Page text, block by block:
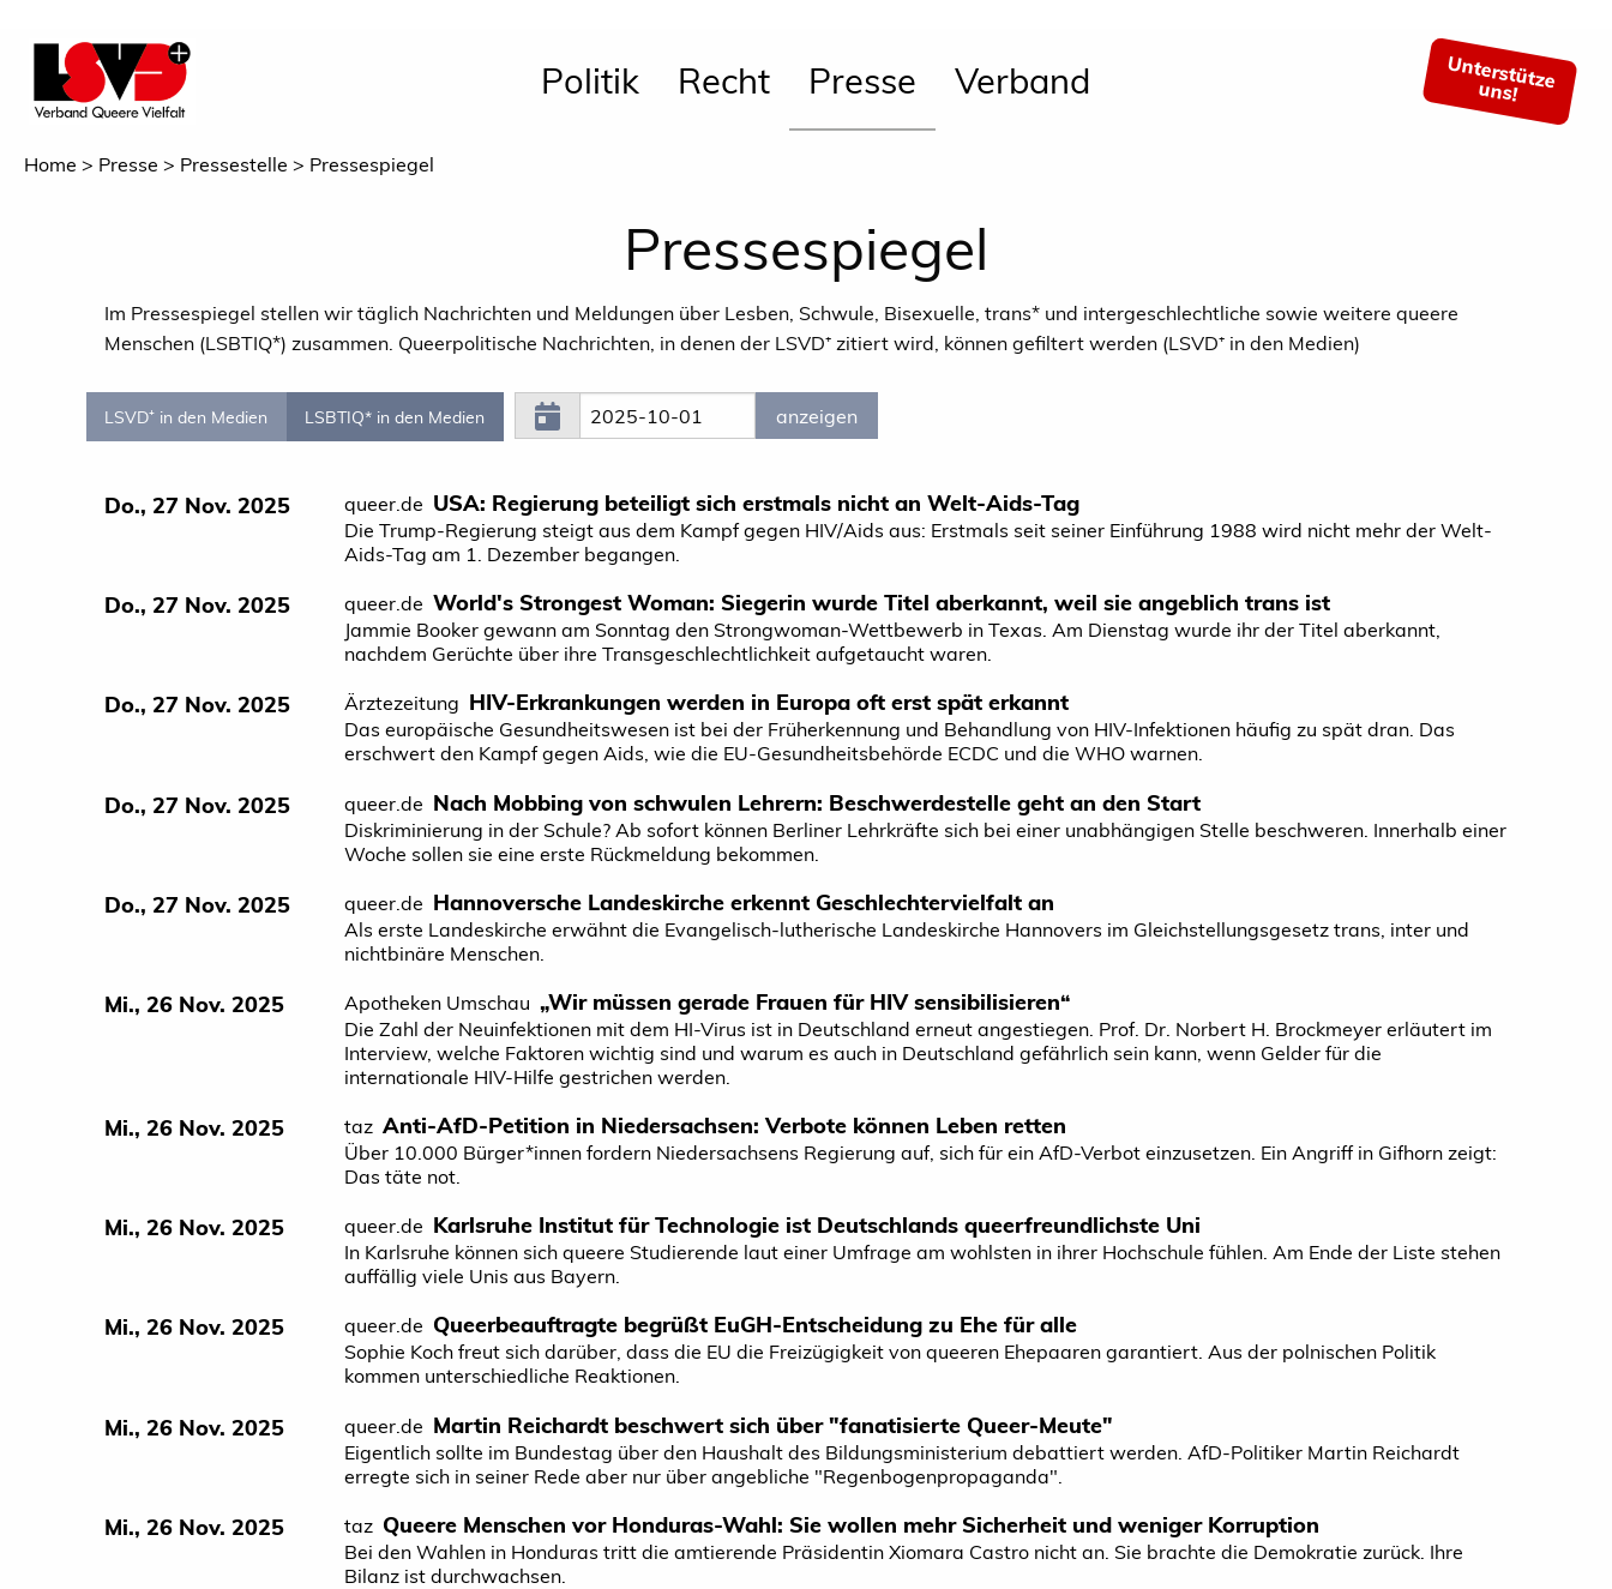
Politik Recht Presse Verband Unterstütze
uns!
Home Presse Pressestelle Pressespiegel
Pressespiegel
Im Pressespiegel stellen wir täglich Nachrichten und Meldungen über Lesben, Schwule, Bisexuelle, trans* und intergeschlechtliche sowie weitere queere
Menschen (LSBTIQ*) zusammen. Queerpolitische Nachrichten, in denen der LSVD⁺ zitiert wird, können gefiltert werden (LSVD⁺ in den Medien)
LSVD⁺ in den Medien LSBTIQ* in den Medien
Do., 27 Nov. 2025 queer.de USA: Regierung beteiligt sich erstmals nicht an Welt-Aids-Tag
Die Trump-Regierung steigt aus dem Kampf gegen HIV/Aids aus: Erstmals seit seiner Einführung 1988 wird nicht mehr der Welt-
Aids-Tag am 1. Dezember begangen.
Do., 27 Nov. 2025 queer.de World's Strongest Woman: Siegerin wurde Titel aberkannt, weil sie angeblich trans ist
Jammie Booker gewann am Sonntag den Strongwoman-Wettbewerb in Texas. Am Dienstag wurde ihr der Titel aberkannt,
nachdem Gerüchte über ihre Transgeschlechtlichkeit aufgetaucht waren.
Do., 27 Nov. 2025 Ärztezeitung HIV-Erkrankungen werden in Europa oft erst spät erkannt
Das europäische Gesundheitswesen ist bei der Früherkennung und Behandlung von HIV-Infektionen häufig zu spät dran. Das
erschwert den Kampf gegen Aids, wie die EU-Gesundheitsbehörde ECDC und die WHO warnen.
Do., 27 Nov. 2025 queer.de Nach Mobbing von schwulen Lehrern: Beschwerdestelle geht an den Start
Diskriminierung in der Schule? Ab sofort können Berliner Lehrkräfte sich bei einer unabhängigen Stelle beschweren. Innerhalb einer
Woche sollen sie eine erste Rückmeldung bekommen.
Do., 27 Nov. 2025 queer.de Hannoversche Landeskirche erkennt Geschlechtervielfalt an
Als erste Landeskirche erwähnt die Evangelisch-lutherische Landeskirche Hannovers im Gleichstellungsgesetz trans, inter und
nichtbinäre Menschen.
Mi., 26 Nov. 2025 Apotheken Umschau „Wir müssen gerade Frauen für HIV sensibilisieren“
Die Zahl der Neuinfektionen mit dem HI-Virus ist in Deutschland erneut angestiegen. Prof. Dr. Norbert H. Brockmeyer erläutert im
Interview, welche Faktoren wichtig sind und warum es auch in Deutschland gefährlich sein kann, wenn Gelder für die
internationale HIV-Hilfe gestrichen werden.
Mi., 26 Nov. 2025 taz Anti-AfD-Petition in Niedersachsen: Verbote können Leben retten
Über 10.000 Bür­ge­r*in­nen fordern Niedersachsens Regierung auf, sich für ein AfD-Verbot einzusetzen. Ein Angriff in Gifhorn zeigt:
Das täte not.
Mi., 26 Nov. 2025 queer.de Karlsruhe Institut für Technologie ist Deutschlands queer­freundlichste Uni
In Karlsruhe können sich queere Studierende laut einer Umfrage am wohlsten in ihrer Hochschule fühlen. Am Ende der Liste stehen
auffällig viele Unis aus Bayern.
Mi., 26 Nov. 2025 queer.de Queer­beauftragte begrüßt EuGH-Entscheidung zu Ehe für alle
Sophie Koch freut sich darüber, dass die EU die Freizügigkeit von queeren Ehepaaren garantiert. Aus der polnischen Politik
kommen unterschiedliche Reaktionen.
Mi., 26 Nov. 2025 queer.de Martin Reichardt beschwert sich über "fanatisierte Queer-Meute"
Eigentlich sollte im Bundestag über den Haushalt des Bildungsministerium debattiert werden. AfD-Politiker Martin Reichardt
erregte sich in seiner Rede aber nur über angebliche "Regenbogenpropaganda".
Mi., 26 Nov. 2025 taz Queere Menschen vor Honduras-Wahl: Sie wollen mehr Sicherheit und weniger Korruption
Bei den Wahlen in Honduras tritt die amtierende Präsidentin Xiomara Castro nicht an. Sie brachte die Demokratie zurück. Ihre
Bilanz ist durchwachsen.